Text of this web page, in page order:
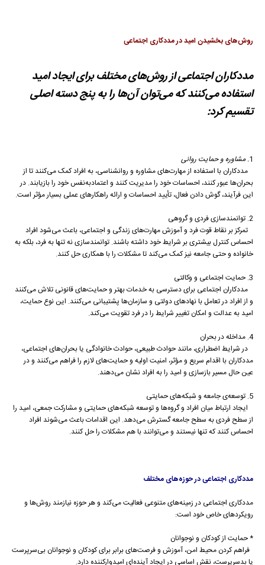
روش‌های بخشیدن امید در مددکاری اجتماعی
مددکاران اجتماعی از روش‌های مختلف برای ایجاد امید
استفاده می‌کنند که می‌توان آن‌ها را به پنج دسته اصلی
تقسیم کرد:
1. مشاوره و حمایت روانی
مددکاران با استفاده از مهارت‌های مشاوره و روانشناسی، به افراد کمک می‌کنند تا از
بحران‌ها عبور کنند، احساسات خود را مدیریت کنند و اعتمادبه‌نفس خود را بازیابند. در
این فرآیند، گوش دادن فعال، تأیید احساسات و ارائه راهکارهای عملی بسیار مؤثر است.
2. توانمندسازی فردی و گروهی
تمرکز بر نقاط قوت فرد و آموزش مهارت‌های زندگی و اجتماعی، باعث می‌شود افراد
احساس کنترل بیشتری بر شرایط خود داشته باشند. توانمندسازی نه تنها به فرد، بلکه به
خانواده و حتی جامعه نیز کمک می‌کند تا مشکلات را با همکاری حل کنند.
3. حمایت اجتماعی و وکالتی
مددکاران اجتماعی برای دسترسی به خدمات بهتر و حمایت‌های قانونی تلاش می‌کنند
و از افراد در تعامل با نهادهای دولتی و سازمان‌ها پشتیبانی می‌کنند. این نوع حمایت،
امید به عدالت و امکان تغییر شرایط را در فرد تقویت می‌کند.
4. مداخله در بحران
در شرایط اضطراری، مانند حوادث طبیعی، حوادث خانوادگی یا بحران‌های اجتماعی،
مددکاران با اقدام سریع و مؤثر، امنیت اولیه و حمایت‌های لازم را فراهم می‌کنند و در
عین حال مسیر بازسازی و امید را به افراد نشان می‌دهند.
5. توسعه‌ی جامعه و شبکه‌های حمایتی
ایجاد ارتباط میان افراد و گروه‌ها و توسعه شبکه‌های حمایتی و مشارکت جمعی، امید را
از سطح فردی به سطح جامعه گسترش می‌دهد. این اقدامات باعث می‌شوند افراد
احساس کنند که تنها نیستند و می‌توانند با هم مشکلات را حل کنند.
مددکاری اجتماعی در حوزه‌های مختلف
مددکاری اجتماعی در زمینه‌های متنوعی فعالیت می‌کند و هر حوزه نیازمند روش‌ها و
رویکردهای خاص خود است:
* حمایت از کودکان و نوجوانان
فراهم کردن محیط امن، آموزش و فرصت‌های برابر برای کودکان و نوجوانان بی‌سرپرست
یا بدسرپرست، نقش اساسی در ایجاد آینده‌ای امیدوارکننده دارد.